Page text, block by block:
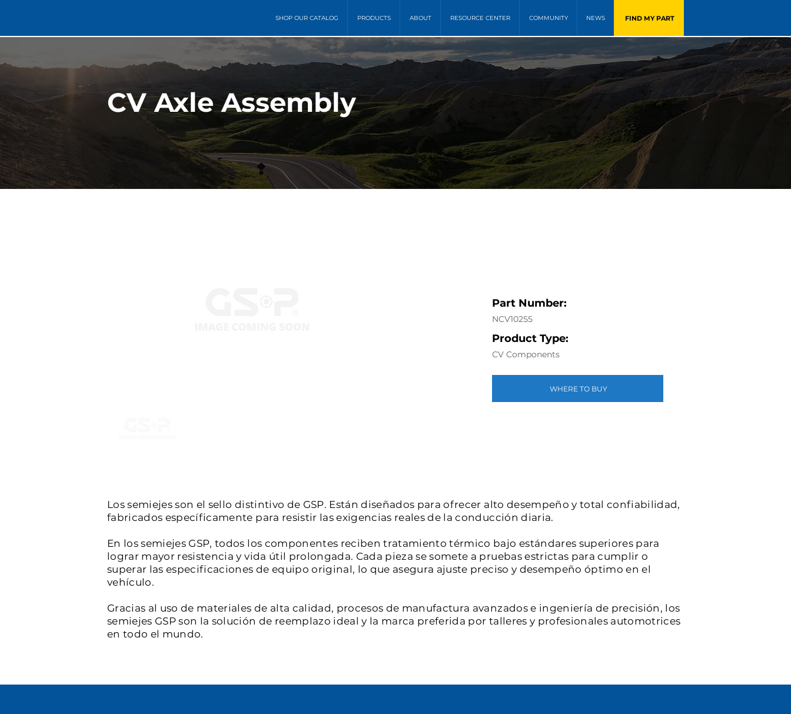
SHOP OUR CATALOG PRODUCTS ABOUT RESOURCE CENTER COMMUNITY NEWS FIND MY PART
CV Axle Assembly
Part Number:
NCV10255
Product Type:
CV Components
WHERE TO BUY
Los semiejes son el sello distintivo de GSP. Están diseñados para ofrecer alto desempeño y total confiabilidad,
fabricados específicamente para resistir las exigencias reales de la conducción diaria.
En los semiejes GSP, todos los componentes reciben tratamiento térmico bajo estándares superiores para
lograr mayor resistencia y vida útil prolongada. Cada pieza se somete a pruebas estrictas para cumplir o
superar las especificaciones de equipo original, lo que asegura ajuste preciso y desempeño óptimo en el
vehículo.
Gracias al uso de materiales de alta calidad, procesos de manufactura avanzados e ingeniería de precisión, los
semiejes GSP son la solución de reemplazo ideal y la marca preferida por talleres y profesionales automotrices
en todo el mundo.